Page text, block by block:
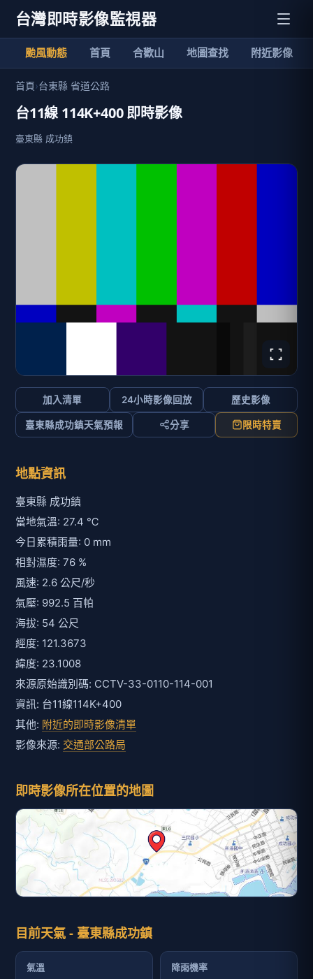
台灣即時影像監視器
颱風動態 首頁 合歡山 地圖查找 附近影像
首頁›台東縣 省道公路
台11線 114K+400 即時影像
臺東縣 成功鎮
加入清單 24小時影像回放 歷史影像
臺東縣成功鎮天氣預報 分享 限時特賣
地點資訊
臺東縣 成功鎮
當地氣溫: 27.4 ℃
今日累積雨量: 0 mm
相對濕度: 76 %
風速: 2.6 公尺/秒
氣壓: 992.5 百帕
海拔: 54 公尺
經度: 121.3673
緯度: 23.1008
來源原始識別碼: CCTV-33-0110-114-001
資訊: 台11線114K+400
其他: 附近的即時影像清單
影像來源: 交通部公路局
即時影像所在位置的地圖
目前天氣 - 臺東縣成功鎮
氣溫 降雨機率